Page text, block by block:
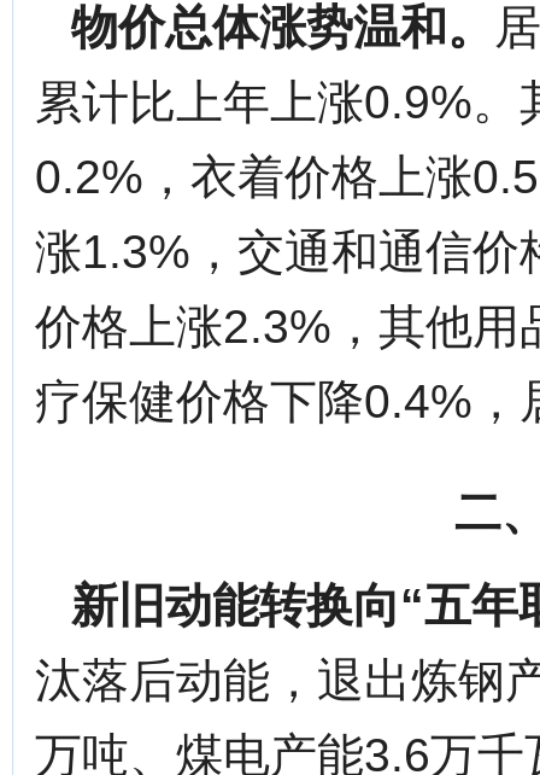
物价总体涨势温和。
累计比上年上涨0.9%
0.2%，衣着价格上涨
涨1.3%，交通和通信
价格上涨2.3%，其他
疗保健价格下降0.4%
二
新旧动能转换向“五年
汰落后动能，退出炼钢
万吨、煤电产能3.6万